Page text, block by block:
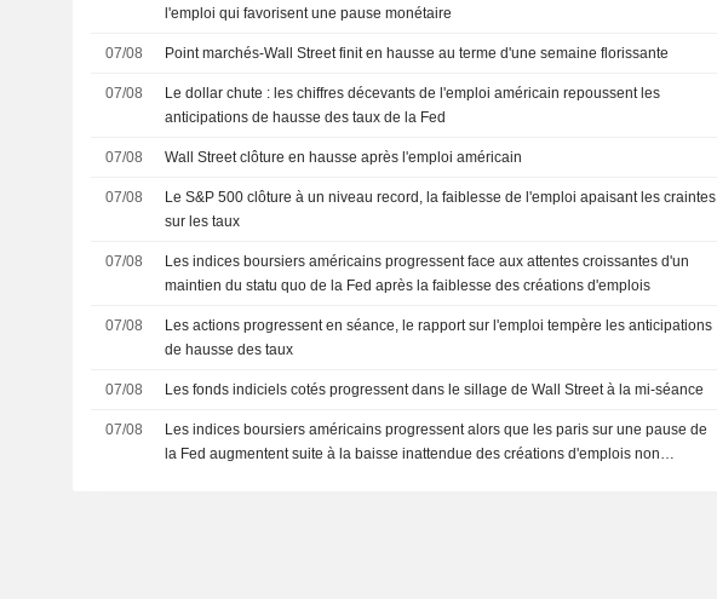
l'emploi qui favorisent une pause monétaire
07/08 Point marchés-Wall Street finit en hausse au terme d'une semaine florissante
07/08
Le dollar chute : les chiffres décevants de l'emploi américain repoussent les
anticipations de hausse des taux de la Fed
07/08 Wall Street clôture en hausse après l'emploi américain
07/08
Le S&P 500 clôture à un niveau record, la faiblesse de l'emploi apaisant les craintes
sur les taux
07/08
Les indices boursiers américains progressent face aux attentes croissantes d'un
maintien du statu quo de la Fed après la faiblesse des créations d'emplois
07/08
Les actions progressent en séance, le rapport sur l'emploi tempère les anticipations
de hausse des taux
07/08 Les fonds indiciels cotés progressent dans le sillage de Wall Street à la mi-séance
07/08
Les indices boursiers américains progressent alors que les paris sur une pause de
la Fed augmentent suite à la baisse inattendue des créations d'emplois non